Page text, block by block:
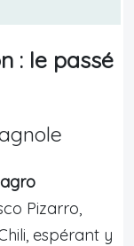
: le passé
Pizarro,
espérant y